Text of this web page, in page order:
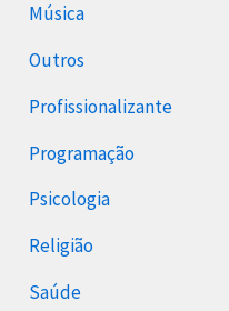
Música
Outros
Profissionalizante
Programação
Psicologia
Religião
Saúde